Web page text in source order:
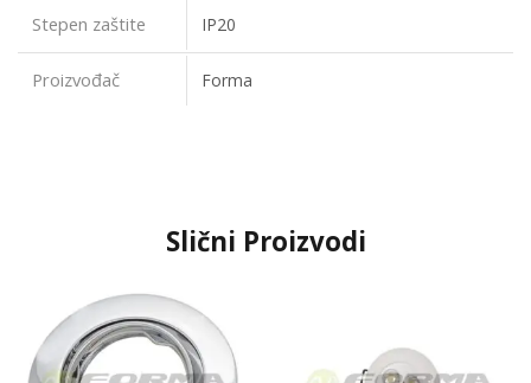
Stepen zaštite IP20
Proizvođač Forma
Slični Proizvodi